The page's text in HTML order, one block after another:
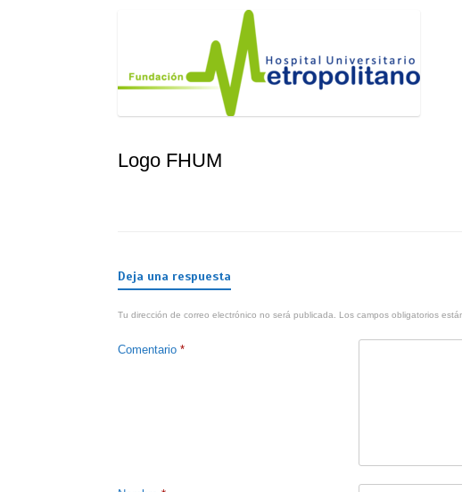
Logo FHUM
Deja una respuesta
Tu dirección de correo electrónico no será publicada. Los campos obligatorios
Comentario *